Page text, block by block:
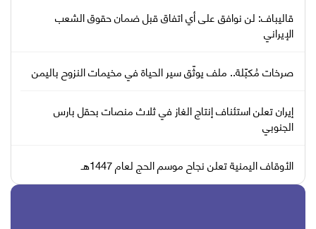
قاليباف: لن نوافق على أي اتفاق قبل ضمان حقوق الشعب
الإيراني
صرخات مُكبّلة.. ملف يوثّق سير الحياة في مخيمات النزوح باليمن
إيران تعلن استئناف إنتاج الغاز في ثلاث منصات بحقل بارس
الجنوبي
الأوقاف اليمنية تعلن نجاح موسم الحج لعام 1447هـ